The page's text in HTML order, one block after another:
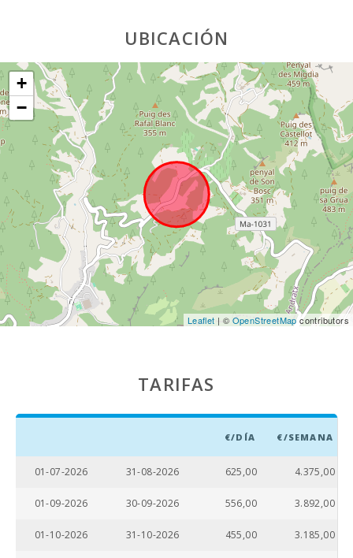
autobuses
(km):
Distancia al
aeropuerto
Zona de
barbacoa:
Caseta de
barbacoa :
Ducha de
piscina:
Piscina
privada con
terraza para
Nº aseos:
baño - aseo ,
UBICACIÓN
+
−
Leaflet | © OpenStreetMapcontributors
TARIFAS
€/DÍA €/SEMANA
01-07-2026 31-08-2026 625,00 4.375,00
01-09-2026 30-09-2026 556,00 3.892,00
01-10-2026 31-10-2026 455,00 3.185,00